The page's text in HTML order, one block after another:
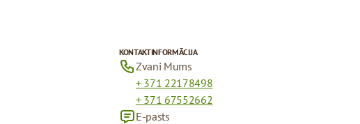
KONTAKTINFORMĀCIJA
Zvani Mums
+ 371 22178498
+ 371 67552662
E-pasts